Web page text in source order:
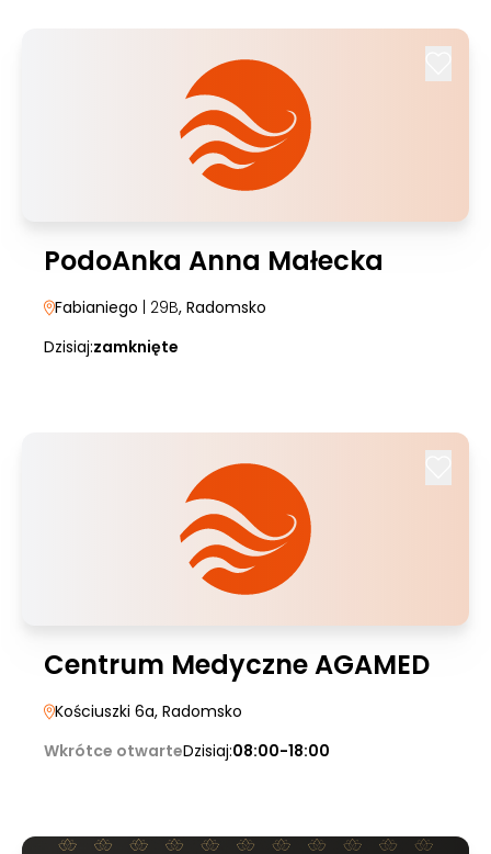
PodoAnka Anna Małecka
Fabianiego | 29B, Radomsko
Dzisiaj:zamknięte
Centrum Medyczne AGAMED
Kościuszki 6a, Radomsko
Wkrótce otwarteDzisiaj:08:00-18:00